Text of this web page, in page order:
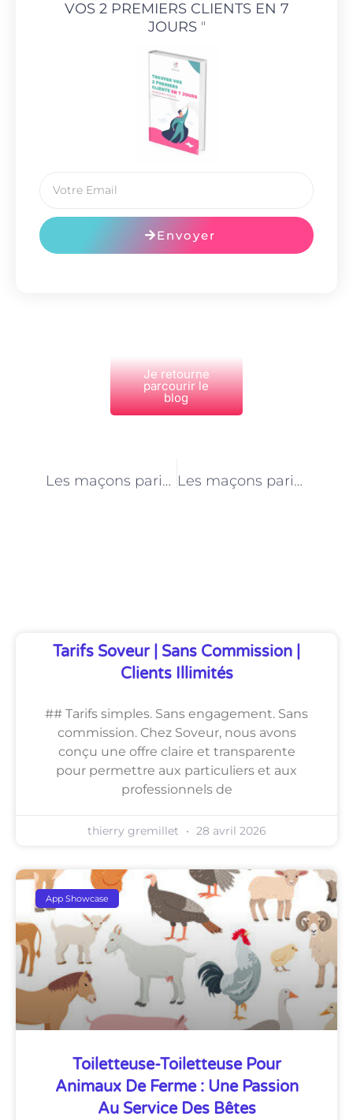
VOS 2 PREMIERS CLIENTS EN 7
JOURS"
Envoyer
Je retourne
parcourir le
blog
Les maçons parisiens et l’art de la pierre Les maçons parisiens : des professionnels engagés dans la qualité de l’ouvrage
Tarifs Soveur | Sans Commission |
Clients Illimités
## Tarifs simples. Sans engagement. Sans
commission. Chez Soveur, nous avons
conçu une offre claire et transparente
pour permettre aux particuliers et aux
professionnels de
thierry gremillet 28 avril 2026
App Showcase
Toiletteuse-Toiletteuse Pour
Animaux De Ferme : Une Passion
Au Service Des Bêtes